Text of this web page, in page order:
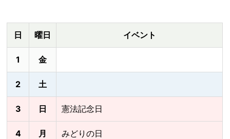
日 曜日 イベント
1 金
2 土
3 日 憲法記念日
4 月 みどりの日